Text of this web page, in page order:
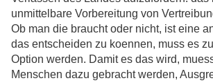
unmittelbare Vorbereitung von
Ob man die braucht oder nicht, ist eine
das entscheiden zu koennen, muss es
Option werden. Damit es das wird,
Menschen dazu gebracht werden,